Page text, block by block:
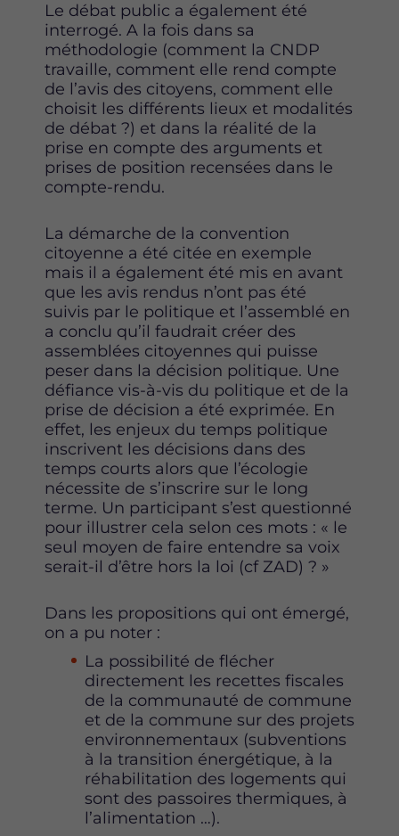
Le débat public a également été
interrogé. A la fois dans sa
méthodologie (comment la CNDP
travaille, comment elle rend compte
de l’avis des citoyens, comment elle
choisit les différents lieux et modalités
de débat ?) et dans la réalité de la
prise en compte des arguments et
prises de position recensées dans le
compte-rendu.
La démarche de la convention
citoyenne a été citée en exemple
mais il a également été mis en avant
que les avis rendus n’ont pas été
suivis par le politique et l’assemblé en
a conclu qu’il faudrait créer des
assemblées citoyennes qui puisse
peser dans la décision politique. Une
défiance vis-à-vis du politique et de la
prise de décision a été exprimée. En
effet, les enjeux du temps politique
inscrivent les décisions dans des
temps courts alors que l’écologie
nécessite de s’inscrire sur le long
terme. Un participant s’est questionné
pour illustrer cela selon ces mots : « le
seul moyen de faire entendre sa voix
serait-il d’être hors la loi (cf ZAD) ? »
Dans les propositions qui ont émergé,
on a pu noter :
La possibilité de flécher
directement les recettes fiscales
de la communauté de commune
et de la commune sur des projets
environnementaux (subventions
à la transition énergétique, à la
réhabilitation des logements qui
sont des passoires thermiques, à
l’alimentation …).